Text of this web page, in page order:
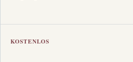
KOSTENLOS